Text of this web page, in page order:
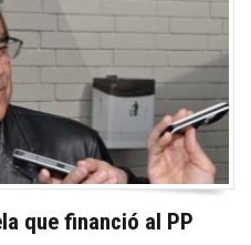
que financió al PP